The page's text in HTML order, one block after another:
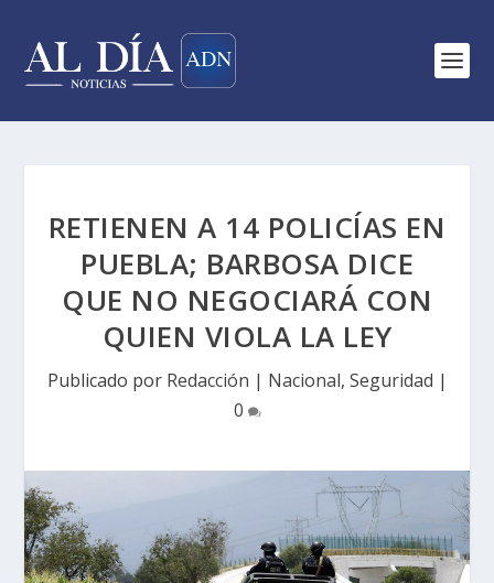
RETIENEN A 14 POLICÍAS EN
PUEBLA; BARBOSA DICE
QUE NO NEGOCIARÁ CON
QUIEN VIOLA LA LEY
Publicado por Redacción | Nacional, Seguridad |
0